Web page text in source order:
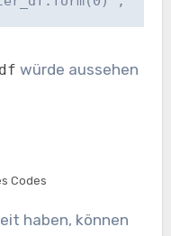
würde aussehen
Codes
haben, können